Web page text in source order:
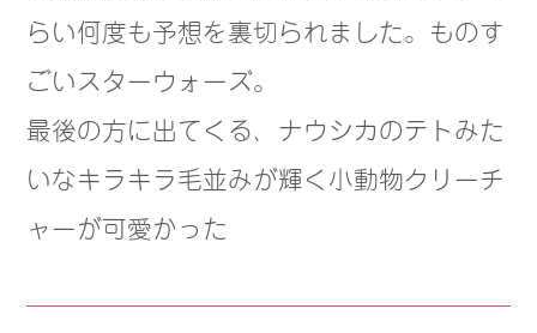
らい何度も予想を裏切られました。ものす
ごいスターウォーズ。
最後の方に出てくる、ナウシカのテトみた
いなキラキラ毛並みが輝く小動物クリーチ
ャーが可愛かった